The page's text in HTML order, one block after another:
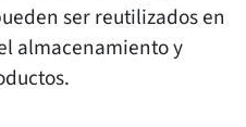
ser reutilizados en
almacenamiento y